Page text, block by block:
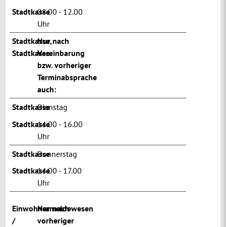
Stadtkasse08.00 - 12.00
Uhr
Stadtkasse,
Stadtkasse
Nur nach
Vereinbarung
bzw. vorheriger
Terminabsprache
auch:
StadtkasseDienstag
Stadtkasse14.00 - 16.00
Uhr
StadtkasseDonnerstag
Stadtkasse14.00 - 17.00
Uhr
Einwohnermeldewesen
/
Nur nach
vorheriger